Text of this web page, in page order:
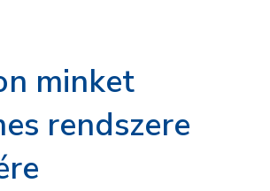
minket
rendszere